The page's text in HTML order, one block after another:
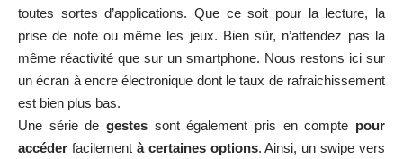
toutes sortes d’applications. Que ce soit pour la lecture, la
prise de note ou même les jeux. Bien sûr, n’attendez pas la
même réactivité que sur un smartphone. Nous restons ici sur
un écran à encre électronique dont le taux de rafraichissement
est bien plus bas.
Une série de gestes sont également pris en compte pour
accéder facilement à certaines options. Ainsi, un swipe vers